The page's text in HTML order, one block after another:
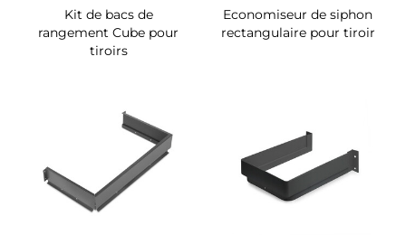
Kit de bacs de
rangement Cube pour
tiroirs
Economiseur de siphon
rectangulaire pour tiroir